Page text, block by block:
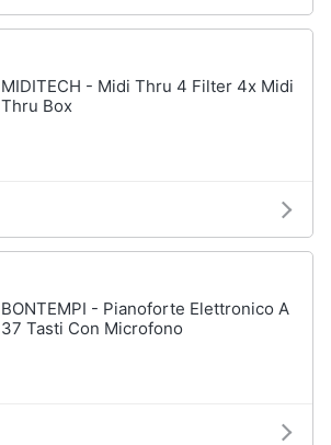
MIDITECH - Midi Thru 4 Filter 4x Midi
Thru Box
BONTEMPI - Pianoforte Elettronico A
37 Tasti Con Microfono